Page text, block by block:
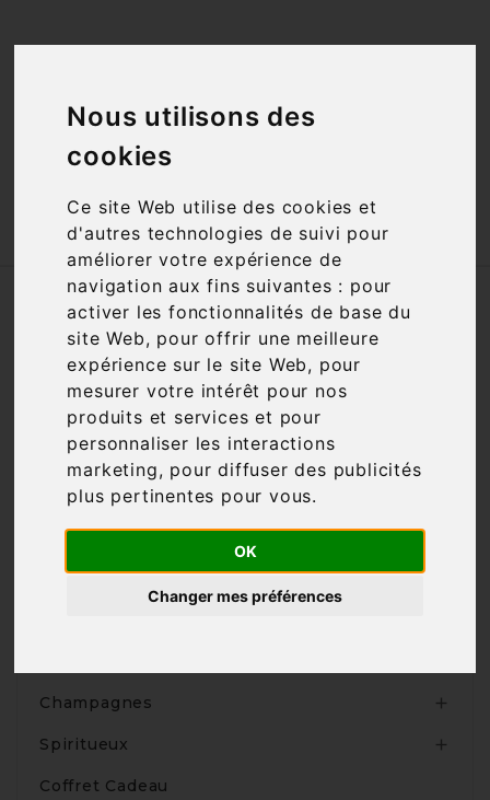
Nous utilisons des
cookies
Ce site Web utilise des cookies et
d'autres technologies de suivi pour
améliorer votre expérience de
navigation aux fins suivantes : pour
activer les fonctionnalités de base du
site Web, pour offrir une meilleure
expérience sur le site Web, pour
mesurer votre intérêt pour nos
produits et services et pour
personnaliser les interactions
marketing, pour diffuser des publicités
plus pertinentes pour vous.
OK
Changer mes préférences
id="open_preferences_center">Préfèrences
Accueil Vins
Accords mets-vins
Gâteau au chocolat
Nous nous excusons pour la gêne
occasionnée
Recherchez à nouveau ce que vous cherchez
Champagnes 
Spiritueux 
Coffret Cadeau